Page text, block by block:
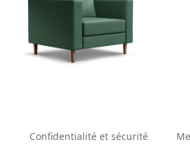
Confidentialité et sécurité